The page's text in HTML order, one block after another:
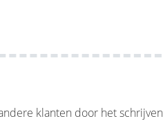
klanten door het schrijven